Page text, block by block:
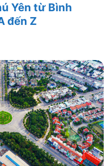
Yên từ Bình
đến Z